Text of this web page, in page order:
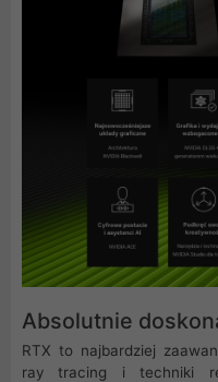
Absolutnie
RTX to najbardziej
ray tracing i techniki